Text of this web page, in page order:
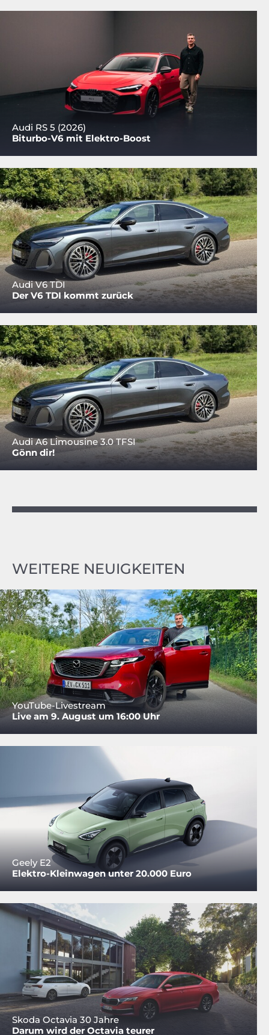
Audi RS 5 (2026)
Biturbo-V6 mit Elektro-Boost
Audi V6 TDI
Der V6 TDI kommt zurück
Audi A6 Limousine 3.0 TFSI
Gönn dir!
WEITERE NEUIGKEITEN
YouTube-Livestream
Live am 9. August um 16:00 Uhr
Geely E2
Elektro-Kleinwagen unter 20.000 Euro
Skoda Octavia 30 Jahre
Darum wird der Octavia teurer